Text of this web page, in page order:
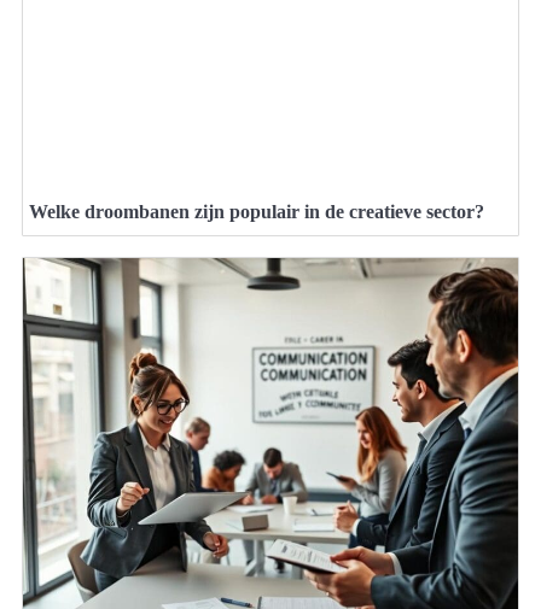
Welke droombanen zijn populair in de creatieve sector?